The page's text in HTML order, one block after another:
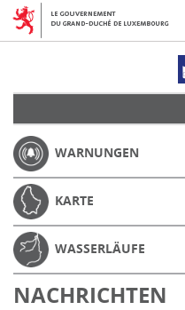
WARNUNGEN
KARTE
WASSERLÄUFE
NACHRICHTEN